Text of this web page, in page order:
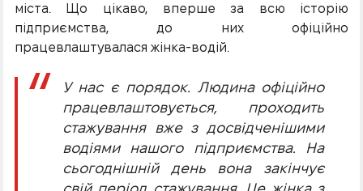
міста. Що цікаво, вперше за всю історію
підприємства, до них офіційно
працевлаштувалася жінка-водій.
У нас є порядок. Людина офіційно
працевлаштовується, проходить
стажування вже з досвідченішими
водіями нашого підприємства. На
сьогоднішній день вона закінчує